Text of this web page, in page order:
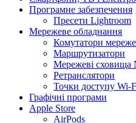
Програмне забезпечення
Пресети Lightroom
Мережеве обладнання
Комутатори
Маршрутизатори
Мережеві сховища
Ретранслятори
Точки доступу Wi-
Графічні програми
Apple Store
AirPods